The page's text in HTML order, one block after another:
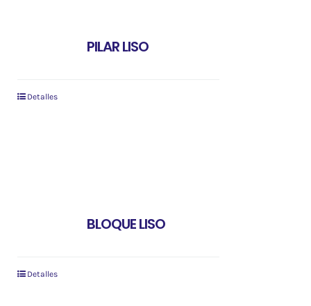
PILAR LISO
Detalles
BLOQUE LISO
Detalles